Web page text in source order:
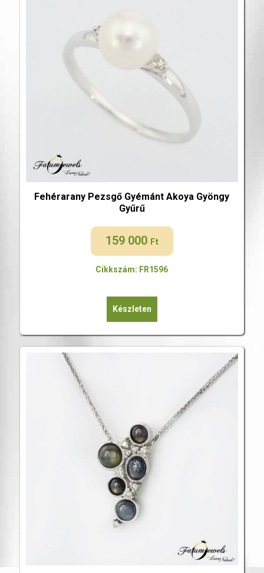
Fehérarany Pezsgő Gyémánt Akoya Gyöngy
Gyűrű
159 000 Ft
Cikkszám: FR1596
Készleten